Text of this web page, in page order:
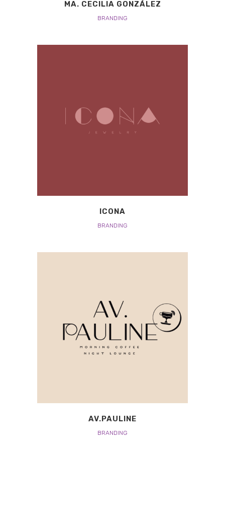
MA. CECILIA GONZÁLEZ
BRANDING
ICONA
BRANDING
AV.PAULINE
BRANDING